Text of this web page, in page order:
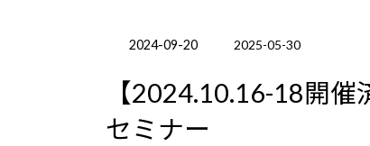
2024-09-20
最
更
新
2025-05-30
【2024.10.16-18開
セミナー